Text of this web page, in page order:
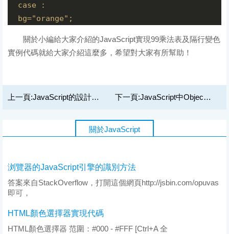
case :
bg="orange";
oDiv[i].style.backgroundColor= bg;
}
multiTable();
關於小編給大家介紹的JavaScript實現99乘法表及隔行變色
實例代碼就給大家介紹這麼多，希望對大家有所幫助！
上一頁:JavaScript的設計模式經典之代理模式 下一頁:JavaScript中Object.prototype.toString方法的原理
關於JavaScript
浏覽器的JavaScript引擎的識別方法
答案來自StackOverflow，打開這個網頁http://jsbin.com/opuvas
即可，
HTML顏色選擇器實現代碼
HTML顏色選擇器 范圍：#000 - #FFF [Ctrl+A 全